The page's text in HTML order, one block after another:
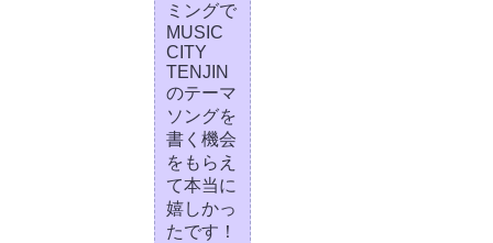
ミングで
MUSIC
CITY
TENJIN
のテーマ
ソングを
書く機会
をもらえ
て本当に
嬉しかっ
たです！